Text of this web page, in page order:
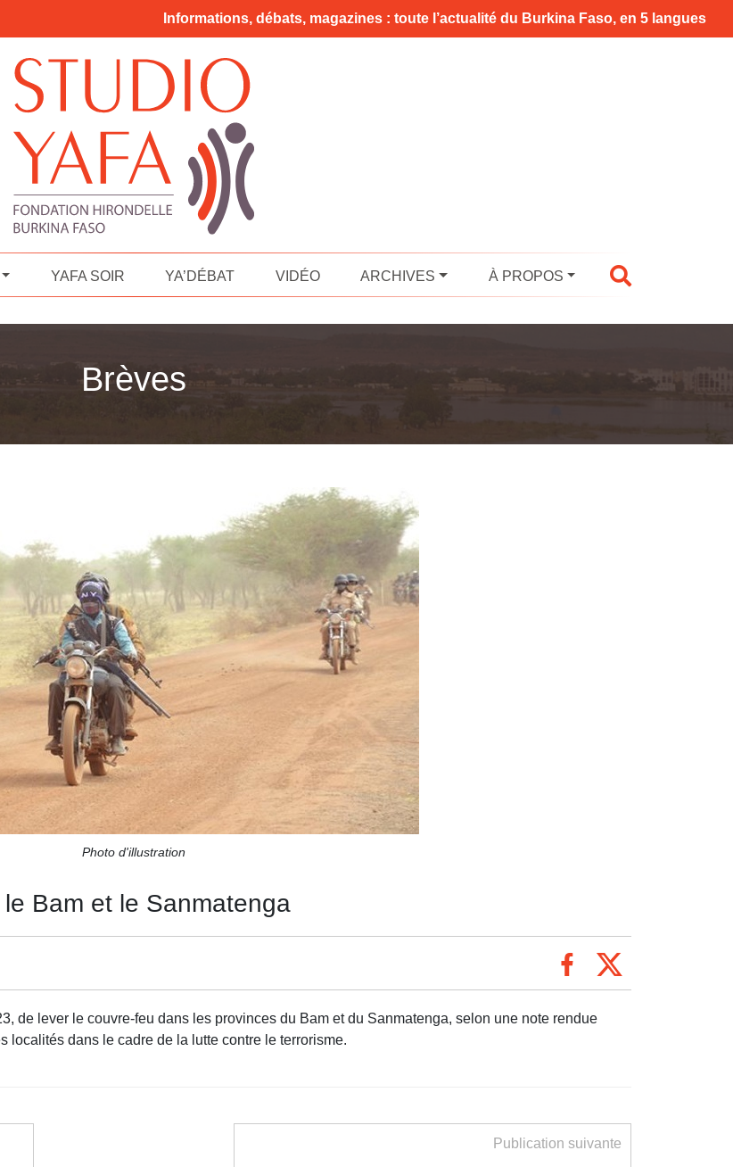
Informations, débats, magazines : toute l’actualité du Burkina Faso, en 5 langues
YAFA SOIR YA’DÉBAT VIDÉO ARCHIVES À PROPOS
Brèves
Photo d'illustration
Bam et le Sanmatenga
de lever le couvre-feu dans les provinces du Bam et du Sanmatenga, selon une note rendue
localités dans le cadre de la lutte contre le terrorisme.
Publication suivante